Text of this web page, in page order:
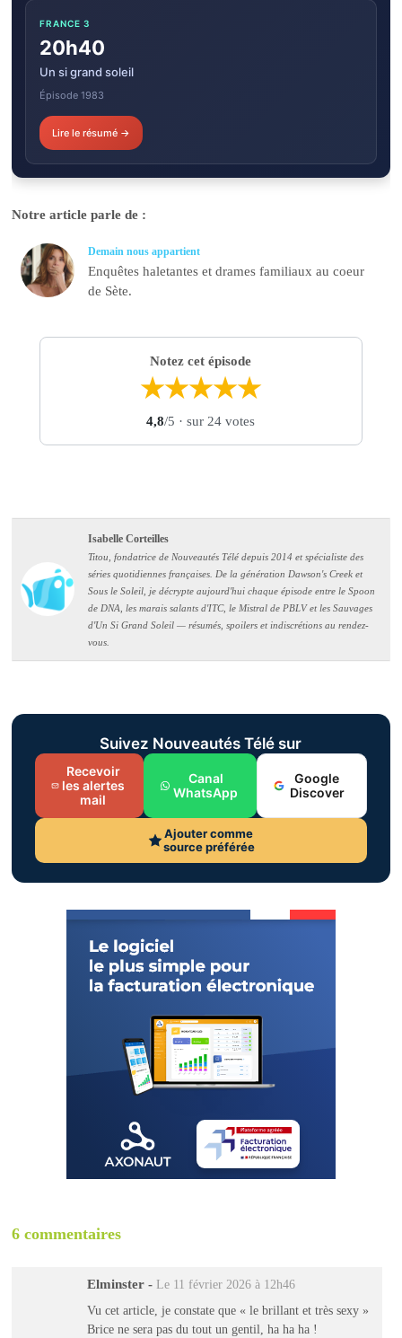
FRANCE 3
20h40
Un si grand soleil
Épisode 1983
Lire le résumé →
Notre article parle de :
Demain nous appartient
Enquêtes haletantes et drames familiaux au coeur
de Sète.
Notez cet épisode
★★★★★
4,8/5 · sur 24 votes
Isabelle Corteilles
Titou, fondatrice de Nouveautés Télé depuis 2014 et spécialiste des
séries quotidiennes françaises. De la génération Dawson's Creek et
Sous le Soleil, je décrypte aujourd'hui chaque épisode entre le Spoon
de DNA, les marais salants d'ITC, le Mistral de PBLV et les Sauvages
d'Un Si Grand Soleil — résumés, spoilers et indiscrétions au rendez-
vous.
Suivez Nouveautés Télé sur
Recevoir
les alertes
mail
Canal
WhatsApp
Google
Discover
Ajouter comme
source préférée
6 commentaires
Elminster - Le 11 février 2026 à 12h46
Vu cet article, je constate que « le brillant et très sexy »
Brice ne sera pas du tout un gentil, ha ha ha !